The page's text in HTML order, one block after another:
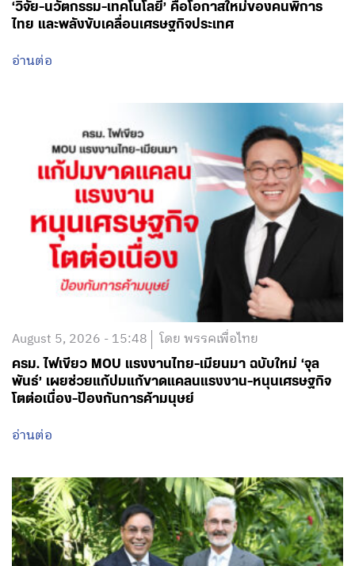
‘วิจัย-นวัตกรรม-เทคโนโลยี’ คือโอกาสใหม่ของคนพิการ
ไทย และพลังขับเคลื่อนเศรษฐกิจประเทศ
อ่านต่อ
August 5, 2026 - 15:48 โดย พรรคเพื่อไทย
ครม. ไฟเขียว MOU แรงงานไทย-เมียนมา ฉบับใหม่ ‘จุล
พันธ์’ เผยช่วยแก้ปมแก้ขาดแคลนแรงงาน-หนุนเศรษฐกิจ
โตต่อเนื่อง-ป้องกันการค้ามนุษย์
อ่านต่อ